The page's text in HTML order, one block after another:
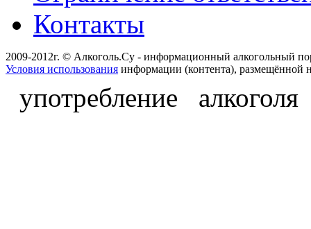
Контакты
2009-2012г. © Алкоголь.Су - информационный алкогольный
Условия использования информации (контента), размещённой
употребление